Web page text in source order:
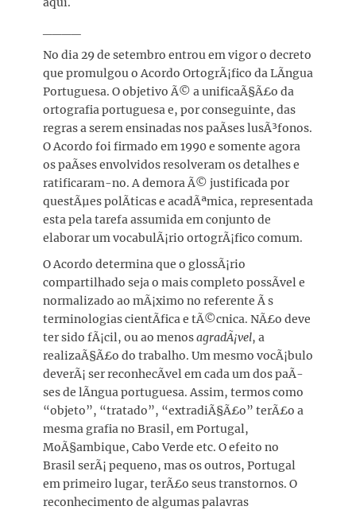
No dia 29 de setembro entrou em vigor o decreto
que promulgou o Acordo OrtogrÃ¡fico da LÃ­ngua
Portuguesa. O objetivo Ã© a unificaÃ§Ã£o da
ortografia portuguesa e, por conseguinte, das
regras a serem ensinadas nos paÃ­ses lusÃ³fonos.
O Acordo foi firmado em 1990 e somente agora
os paÃ­ses envolvidos resolveram os detalhes e
ratificaram-no. A demora Ã© justificada por
questÃµes polÃ­ticas e acadÃªmica, representada
esta pela tarefa assumida em conjunto de
elaborar um vocabulÃ¡rio ortogrÃ¡fico comum.
O Acordo determina que o glossÃ¡rio
compartilhado seja o mais completo possÃ­vel e
normalizado ao mÃ¡ximo no referente Ã s
terminologias cientÃ­fica e tÃ©cnica. NÃ£o deve
ter sido fÃ¡cil, ou ao menosagradÃ¡vel, a
realizaÃ§Ã£o do trabalho. Um mesmo vocÃ¡bulo
deverÃ¡ ser reconhecÃ­vel em cada um dos paÃ­
ses de lÃ­ngua portuguesa. Assim, termos como
“objeto”, “tratado”, “extradiÃ§Ã£o” terÃ£o a
mesma grafia no Brasil, em Portugal,
MoÃ§ambique, Cabo Verde etc. O efeito no
Brasil serÃ¡ pequeno, mas os outros, Portugal
em primeiro lugar, terÃ£o seus transtornos. O
reconhecimento de algumas palavras